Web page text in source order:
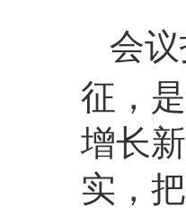
会
征，是
增长
实，